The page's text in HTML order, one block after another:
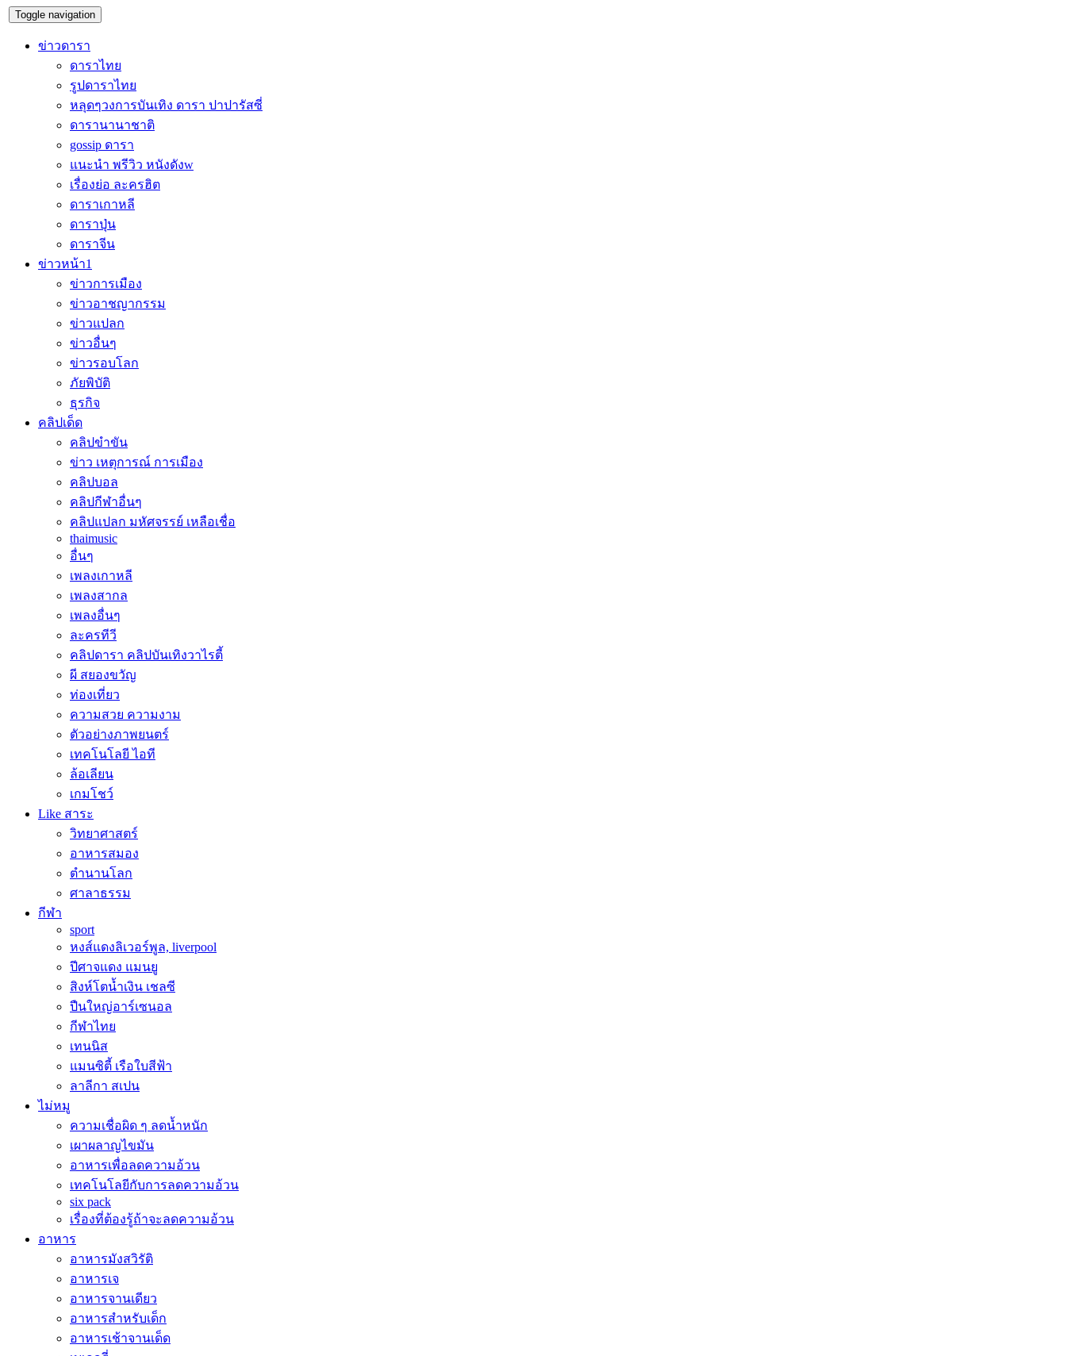
Toggle navigation
ข่าวดารา
ดาราไทย
รูปดาราไทย
หลุดๆวงการบันเทิง ดารา ปาปารัสซี่
ดารานานาชาติ
gossip ดารา
แนะนำ พรีวิว หนังดังw
เรื่องย่อ ละครฮิต
ดาราเกาหลี
ดาราปุ่น
ดาราจีน
ข่าวหน้า1
ข่าวการเมือง
ข่าวอาชญากรรม
ข่าวแปลก
ข่าวอื่นๆ
ข่าวรอบโลก
ภัยพิบัติ
ธุรกิจ
คลิปเด็ด
คลิปขำขัน
ข่าว เหตุการณ์ การเมือง
คลิปบอล
คลิปกีฬาอื่นๆ
คลิปแปลก มหัศจรรย์ เหลือเชื่อ
thaimusic
อื่นๆ
เพลงเกาหลี
เพลงสากล
เพลงอื่นๆ
ละครทีวี
คลิปดารา คลิปบันเทิงวาไรตี้
ผี สยองขวัญ
ท่องเที่ยว
ความสวย ความงาม
ตัวอย่างภาพยนตร์
เทคโนโลยี ไอที
ล้อเลียน
เกมโชว์
Like สาระ
วิทยาศาสตร์
อาหารสมอง
ตำนานโลก
ศาลาธรรม
กีฬา
sport
หงส์แดงลิเวอร์พูล, liverpool
ปีศาจแดง แมนยู
สิงห์โตน้ำเงิน เชลซี
ปืนใหญ่อาร์เซนอล
กีฬาไทย
เทนนิส
แมนซิตี้ เรือใบสีฟ้า
ลาลีกา สเปน
ไม่หมู
ความเชื่อผิด ๆ ลดน้ำหนัก
เผาผลาญไขมัน
อาหารเพื่อลดความอ้วน
เทคโนโลยีกับการลดความอ้วน
six pack
เรื่องที่ต้องรู้ถ้าจะลดความอ้วน
อาหาร
อาหารมังสวิรัติ
อาหารเจ
อาหารจานเดียว
อาหารสำหรับเด็ก
อาหารเช้าจานเด็ด